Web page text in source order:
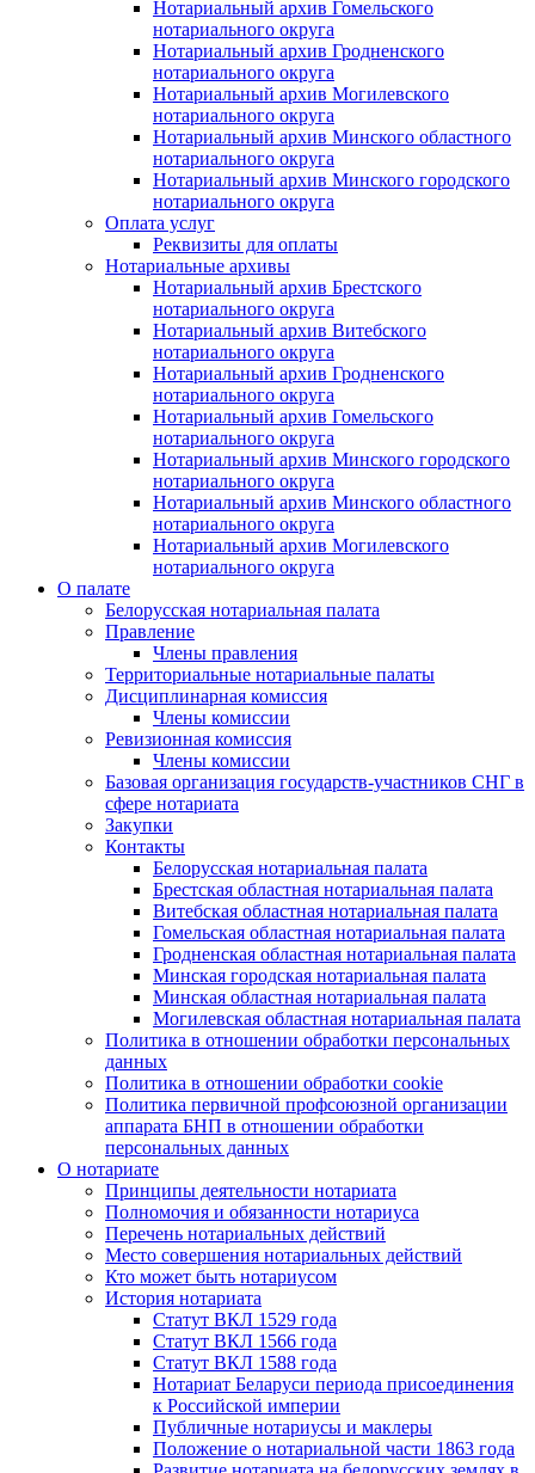
Нотариальный архив Гомельского
нотариального округа
Нотариальный архив Гродненского
нотариального округа
Нотариальный архив Могилевского
нотариального округа
Нотариальный архив Минского областного
нотариального округа
Нотариальный архив Минского городского
нотариального округа
Оплата услуг
Реквизиты для оплаты
Нотариальные архивы
Нотариальный архив Брестского
нотариального округа
Нотариальный архив Витебского
нотариального округа
Нотариальный архив Гродненского
нотариального округа
Нотариальный архив Гомельского
нотариального округа
Нотариальный архив Минского городского
нотариального округа
Нотариальный архив Минского областного
нотариального округа
Нотариальный архив Могилевского
нотариального округа
О палате
Белорусская нотариальная палата
Правление
Члены правления
Территориальные нотариальные палаты
Дисциплинарная комиссия
Члены комиссии
Ревизионная комиссия
Члены комиссии
Базовая организация государств-участников СНГ в
сфере нотариата
Закупки
Контакты
Белорусская нотариальная палата
Брестская областная нотариальная палата
Витебская областная нотариальная палата
Гомельская областная нотариальная палата
Гродненская областная нотариальная палата
Минская городская нотариальная палата
Минская областная нотариальная палата
Могилевская областная нотариальная палата
Политика в отношении обработки персональных
данных
Политика в отношении обработки cookie
Политика первичной профсоюзной организации
аппарата БНП в отношении обработки
персональных данных
О нотариате
Принципы деятельности нотариата
Полномочия и обязанности нотариуса
Перечень нотариальных действий
Место совершения нотариальных действий
Кто может быть нотариусом
История нотариата
Статут ВКЛ 1529 года
Статут ВКЛ 1566 года
Статут ВКЛ 1588 года
Нотариат Беларуси периода присоединения
к Российской империи
Публичные нотариусы и маклеры
Положение о нотариальной части 1863 года